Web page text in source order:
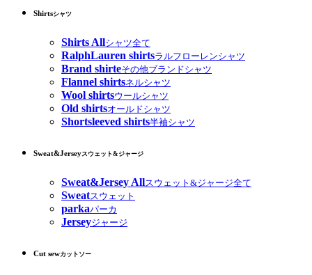
Shirtsシャツ
Shirts Allシャツ全て
RalphLauren shirtsラルフローレンシャツ
Brand shirteその他ブランドシャツ
Flannel shirtsネルシャツ
Wool shirtsウールシャツ
Old shirtsオールドシャツ
Shortsleeved shirts半袖シャツ
Sweat&Jerseyスウェット&ジャージ
Sweat&Jersey Allスウェット&ジャージ全て
Sweatスウェット
parkaパーカ
Jerseyジャージ
Cut sewカットソー